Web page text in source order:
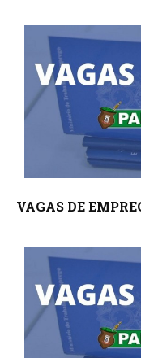
VAGAS DE